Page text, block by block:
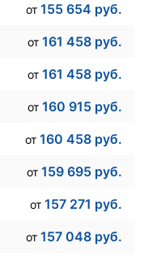
от 155 654 руб.
от 161 458 руб.
от 161 458 руб.
от 160 915 руб.
от 160 458 руб.
от 159 695 руб.
от 157 271 руб.
от 157 048 руб.